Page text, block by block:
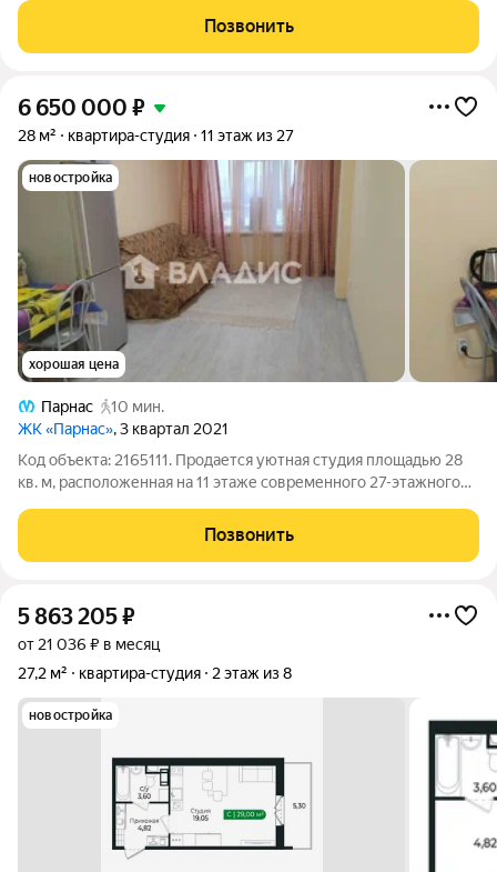
развитой инфраструктурой. Первые корпуса уже сданы и
заселены. Удобная локация:
Позвонить
6 650 000 ₽
28 м² квартира-студия 11 этаж из 27
новостройка
хорошая цена
Парнас
10 мин.
ЖК «Парнас», 3 квартал 2021
Код объекта: 2165111. Продается уютная студия площадью 28
кв. м, расположенная на 11 этаже современного 27-этажного
2.6 метра, что создает ощущение дополнительного
пространства. Квартира
Позвонить
5 863 205₽
от 21 036 ₽ в месяц
27,2 м²
квартира-студия 2 этаж из 8
новостройка